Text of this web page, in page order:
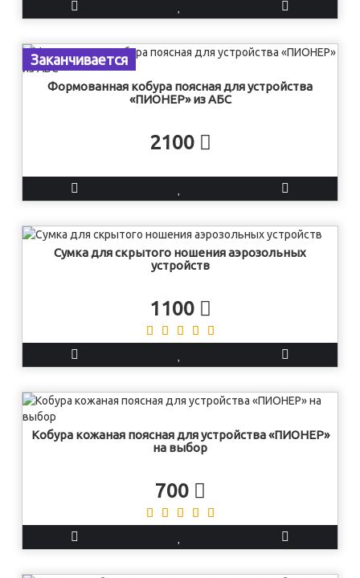
Заканчивается
Формованная кобура поясная для устройства
«ПИОНЕР» из АБС
2100
Сумка для скрытого ношения аэрозольных
устройств
1100
Кобура кожаная поясная для устройства «ПИОНЕР»
на выбор
700